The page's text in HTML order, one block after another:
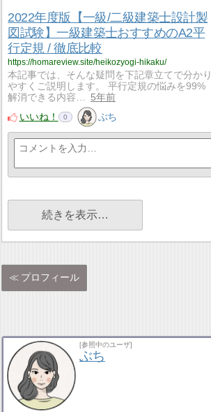
2022年度版【一級/二級建築士設計製
図試験】一級建築士おすすめのA2平
行定規 / 徹底比較
https://homareview.site/heikozyogi-hikaku/
本記事では、そんな疑問を下記章立てで分かり
やすくご説明します。 平行定規の悩みを99%
解消できる内容…
5年前
いいね！
0 ぶち
続きを表示…
プロフィール
[参照中のユーザ]
ぶち